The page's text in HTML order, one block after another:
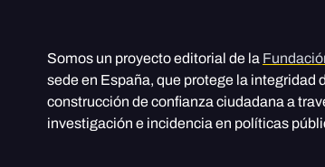
Somos un proyecto editorial de la
sede en España, que protege la integridad
construcción de confianza ciudadana a
investigación e incidencia en políticas